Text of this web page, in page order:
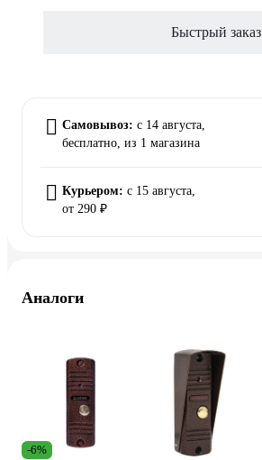
Быстрый заказ
Самовывоз: c 14 августа,
бесплатно, из 1 магазина
Курьером: c 15 августа,
от 290 ₽
Аналоги
-6%